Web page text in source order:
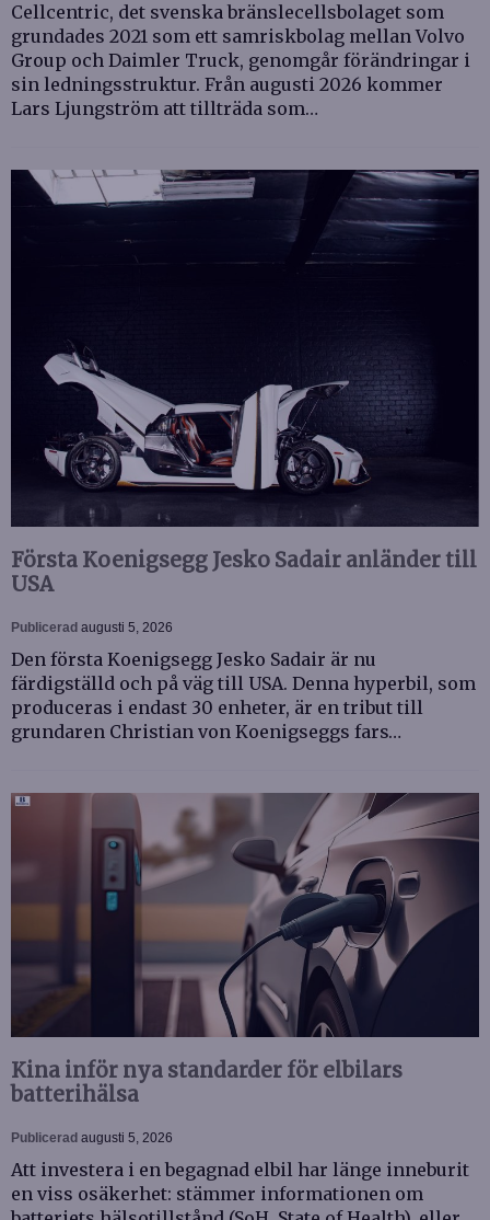
Cellcentric, det svenska bränslecellsbolaget som
grundades 2021 som ett samriskbolag mellan Volvo
Group och Daimler Truck, genomgår förändringar i
sin ledningsstruktur. Från augusti 2026 kommer
Lars Ljungström att tillträda som…
Första Koenigsegg Jesko Sadair anländer till
USA
Publicerad augusti 5, 2026
Den första Koenigsegg Jesko Sadair är nu
färdigställd och på väg till USA. Denna hyperbil, som
produceras i endast 30 enheter, är en tribut till
grundaren Christian von Koenigseggs fars…
Kina inför nya standarder för elbilars
batterihälsa
Publicerad augusti 5, 2026
Att investera i en begagnad elbil har länge inneburit
en viss osäkerhet: stämmer informationen om